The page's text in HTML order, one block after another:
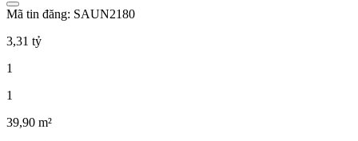
Mã tin đăng: SAUN2180
3,31 tỷ
1
1
39,90 m²